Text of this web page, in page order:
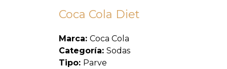
Coca Cola Diet
Marca: Coca Cola
Categoría: Sodas
Tipo: Parve